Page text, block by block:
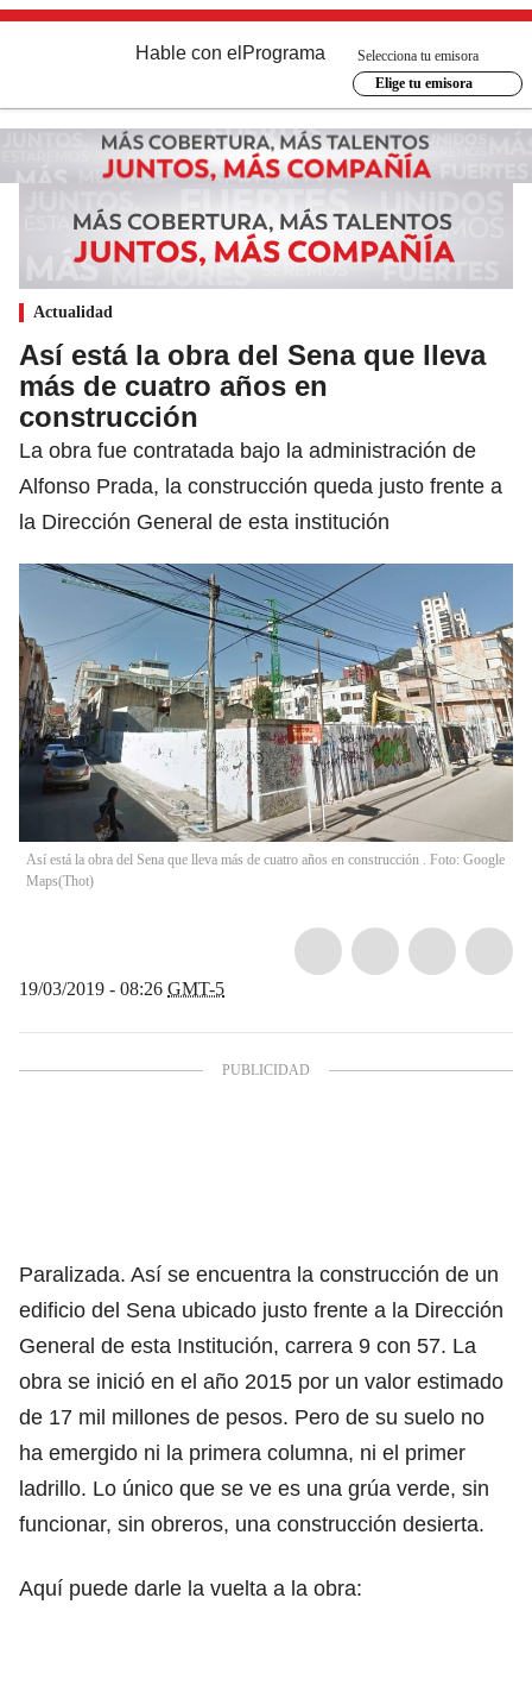
Hable con el Programa
Selecciona tu emisora
Elige tu emisora
Actualidad
Así está la obra del Sena que lleva
más de cuatro años en
construcción
La obra fue contratada bajo la administración de
Alfonso Prada, la construcción queda justo frente a
la Dirección General de esta institución
Así está la obra del Sena que lleva más de cuatro años en construcción . Foto: Google
Maps(Thot)
19/03/2019 - 08:26 GMT-5
Paralizada. Así se encuentra la construcción de un
edificio del Sena ubicado justo frente a la Dirección
General de esta Institución, carrera 9 con 57. La
obra se inició en el año 2015 por un valor estimado
de 17 mil millones de pesos. Pero de su suelo no
ha emergido ni la primera columna, ni el primer
ladrillo. Lo único que se ve es una grúa verde, sin
funcionar, sin obreros, una construcción desierta.
Aquí puede darle la vuelta a la obra: